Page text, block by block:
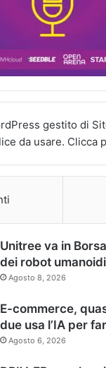
Unitree va in
dei robot umanoidi
Agosto 8, 2026
E-commerce,
due usa l’IA per
Agosto 6, 2026